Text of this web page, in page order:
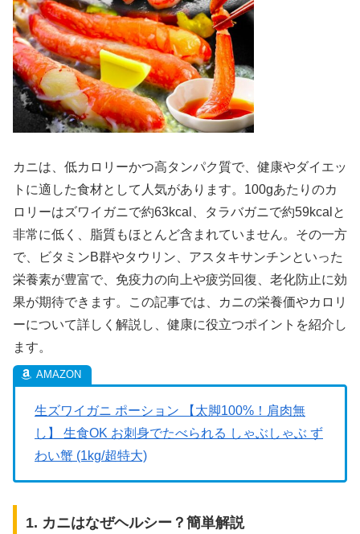
カニは、低カロリーかつ高タンパク質で、健康やダイエッ
トに適した食材として人気があります。100gあたりのカ
ロリーはズワイガニで約63kcal、タラバガニで約59kcalと
非常に低く、脂質もほとんど含まれていません。その一方
で、ビタミンB群やタウリン、アスタキサンチンといった
栄養素が豊富で、免疫力の向上や疲労回復、老化防止に効
果が期待できます。この記事では、カニの栄養価やカロリ
ーについて詳しく解説し、健康に役立つポイントを紹介し
ます。
生ズワイガニ ポーション 【太脚100%！肩肉無
し】 生食OK お刺身でたべられる しゃぶしゃぶ ず
わい蟹 (1kg/超特大)
1. カニはなぜヘルシー？簡単解説